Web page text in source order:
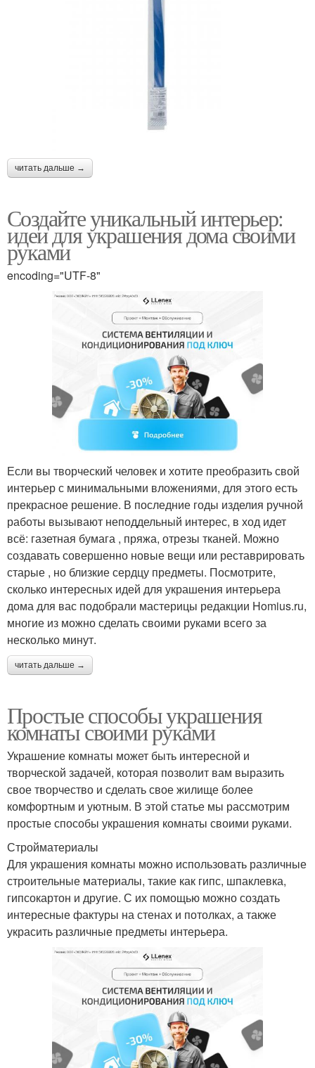
читать дальше →
Создайте уникальный интерьер:
идеи для украшения дома своими
руками
encoding="UTF-8"
Если вы творческий человек и хотите преобразить свой
интерьер с минимальными вложениями, для этого есть
прекрасное решение. В последние годы изделия ручной
работы вызывают неподдельный интерес, в ход идет
всё: газетная бумага , пряжа, отрезы тканей. Можно
создавать совершенно новые вещи или реставрировать
старые , но близкие сердцу предметы. Посмотрите,
сколько интересных идей для украшения интерьера
дома для вас подобрали мастерицы редакции Homius.ru,
многие из можно сделать своими руками всего за
несколько минут.
читать дальше →
Простые способы украшения
комнаты своими руками
Украшение комнаты может быть интересной и
творческой задачей, которая позволит вам выразить
свое творчество и сделать свое жилище более
комфортным и уютным. В этой статье мы рассмотрим
простые способы украшения комнаты своими руками.
Стройматериалы
Для украшения комнаты можно использовать различные
строительные материалы, такие как гипс, шпаклевка,
гипсокартон и другие. С их помощью можно создать
интересные фактуры на стенах и потолках, а также
украсить различные предметы интерьера.